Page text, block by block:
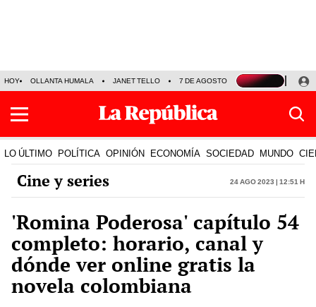
HOY OLLANTA HUMALA JANET TELLO 7 DE AGOSTO TINKA RESULTADOS
LO ÚLTIMO POLÍTICA OPINIÓN ECONOMÍA SOCIEDAD MUNDO
Cine y series 24 Ago 2023 | 12:51 h
'Romina Poderosa' capítulo 54
completo: horario, canal y
dónde ver online gratis la
novela colombiana